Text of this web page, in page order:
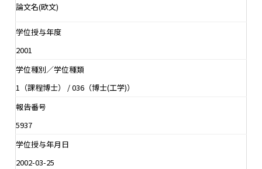
論文名(欧文)
学位授与年度
2001
学位種別／学位種類
1（課程博士） / 036（博士(工学)）
報告番号
5937
学位授与年月日
2002-03-25